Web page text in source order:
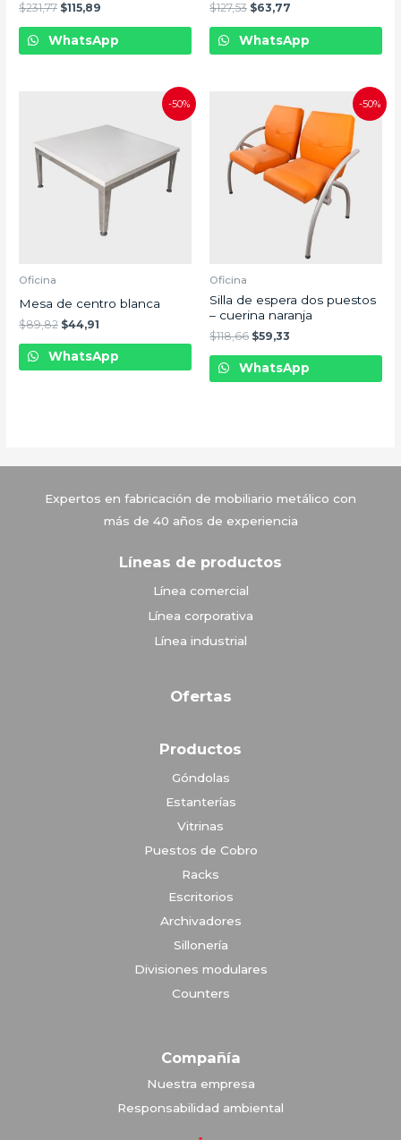
$231,77 $115,89
WhatsApp
$127,53 $63,77
WhatsApp
-50%
Oficina
Mesa de centro blanca
$89,82 $44,91
WhatsApp
-50%
Oficina
Silla de espera dos puestos
– cuerina naranja
$118,66 $59,33
WhatsApp
Expertos en fabricación de mobiliario metálico con
más de 40 años de experiencia
Líneas de productos
Línea comercial
Línea corporativa
Línea industrial
Ofertas
Productos
Góndolas
Estanterías
Vitrinas
Puestos de Cobro
Racks
Escritorios
Archivadores
Sillonería
Divisiones modulares
Counters
Compañía
Nuestra empresa
Responsabilidad ambiental